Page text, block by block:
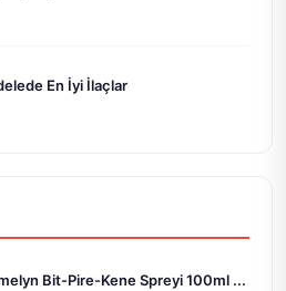
En İyi İlaçlar
Bit-Pire-Kene Spreyi 100ml ...